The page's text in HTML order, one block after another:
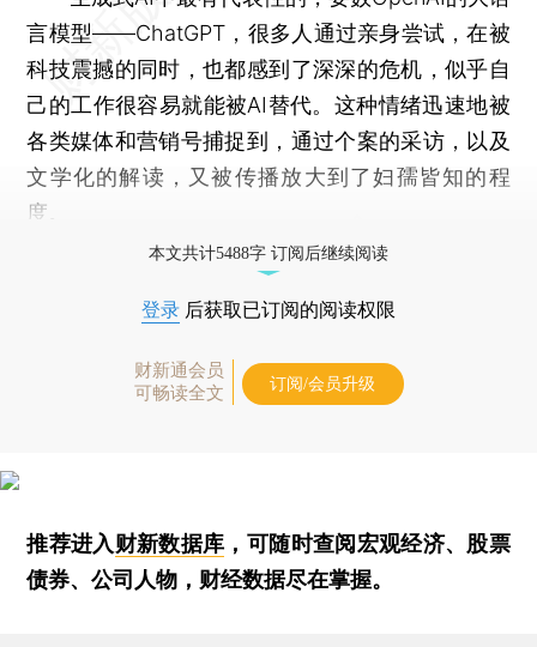
言模型——ChatGPT，很多人通过亲身尝试，在被
科技震撼的同时，也都感到了深深的危机，似乎自
己的工作很容易就能被AI替代。这种情绪迅速地被
各类媒体和营销号捕捉到，通过个案的采访，以及
文学化的解读，又被传播放大到了妇孺皆知的程
度。
本文共计5488字 订阅后继续阅读
登录 后获取已订阅的阅读权限
财新通会员
可畅读全文
订阅/会员升级
推荐进入财新数据库 ，可随时查阅宏观经济、股票
债券、公司人物，财经数据尽在掌握。